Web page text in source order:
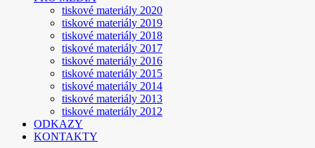
tiskové materiály 2020
tiskové materiály 2019
tiskové materiály 2018
tiskové materiály 2017
tiskové materiály 2016
tiskové materiály 2015
tiskové materiály 2014
tiskové materiály 2013
tiskové materiály 2012
ODKAZY
KONTAKTY